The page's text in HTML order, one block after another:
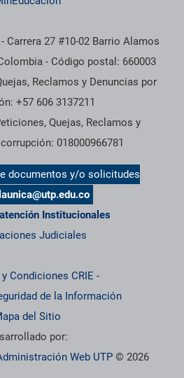
Carrera 27 #10-02 Barrio Alamos
- Código postal: 660003
Reclamos y Denuncias por
+57 606 3137211
Quejas, Reclamos y
018000966781
documentos y/o solicitudes
Institucionales
Judiciales
Condiciones CRIE -
de la Información
del Sitio
por:
Web UTP © 2026